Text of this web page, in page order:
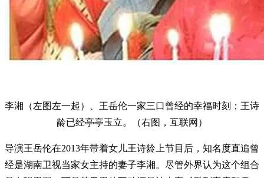
李湘（左图左一起）、王岳伦一家三口曾经的幸福时刻；王诗
龄已经亭亭玉立。（右图，互联网）
导演王岳伦在2013年带着女儿王诗龄上节目后，知名度直追曾
经是湖南卫视当家女主持的妻子李湘。尽管外界认为这个组合